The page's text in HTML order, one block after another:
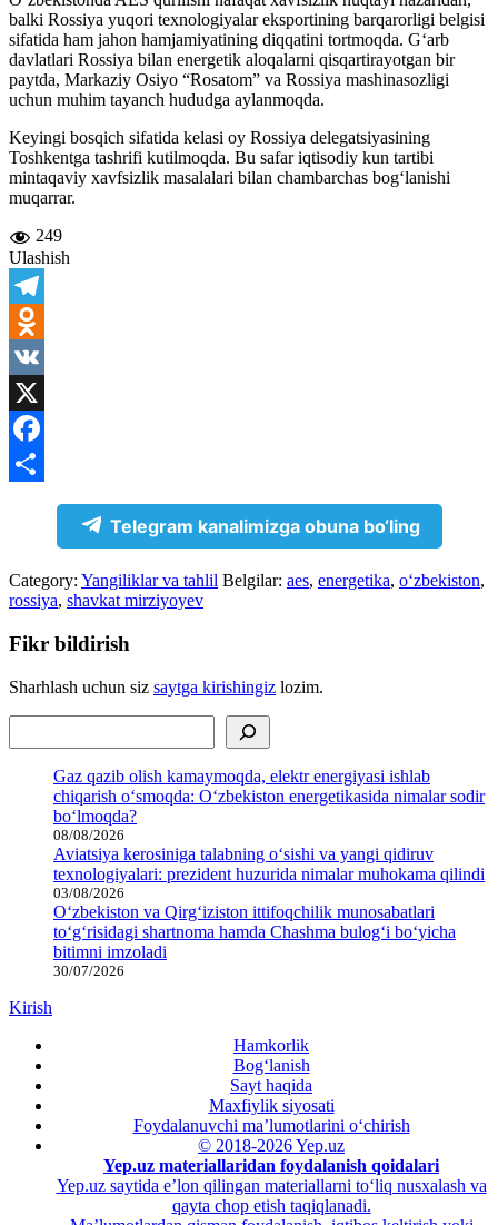
balki Rossiya yuqori texnologiyalar eksportining barqarorligi belgisi
sifatida ham jahon hamjamiyatining diqqatini tortmoqda. G‘arb
davlatlari Rossiya bilan energetik aloqalarni qisqartirayotgan bir
paytda, Markaziy Osiyo “Rosatom” va Rossiya mashinasozligi
uchun muhim tayanch hududga aylanmoqda.
Keyingi bosqich sifatida kelasi oy Rossiya delegatsiyasining
Toshkentga tashrifi kutilmoqda. Bu safar iqtisodiy kun tartibi
mintaqaviy xavfsizlik masalalari bilan chambarchas bog‘lanishi
muqarrar.
249
Ulashish
Telegram
Odnoklassniki
VK
X
Facebook
Telegram kanalimizga obuna bo‘ling
Category: Yangiliklar va tahlil Belgilar: aes, energetika, o‘zbekiston,
rossiya, shavkat mirziyoyev
Fikr bildirish
Sharhlash uchun siz saytga kirishingiz lozim.
Gaz qazib olish kamaymoqda, elektr energiyasi ishlab
chiqarish o‘smoqda: O‘zbekiston energetikasida nimalar sodir
bo‘lmoqda?
08/08/2026
Aviatsiya kerosiniga talabning o‘sishi va yangi qidiruv
texnologiyalari: prezident huzurida nimalar muhokama qilindi
03/08/2026
O‘zbekiston va Qirg‘iziston ittifoqchilik munosabatlari
to‘g‘risidagi shartnoma hamda Chashma bulog‘i bo‘yicha
bitimni imzoladi
30/07/2026
Kirish
Hamkorlik
Bog‘lanish
Sayt haqida
Maxfiylik siyosati
Foydalanuvchi ma’lumotlarini o‘chirish
© 2018-2026 Yep.uz
Yep.uz materiallaridan foydalanish qoidalari
Yep.uz saytida e’lon qilingan materiallarni to‘liq nusxalash va
qayta chop etish taqiqlanadi.